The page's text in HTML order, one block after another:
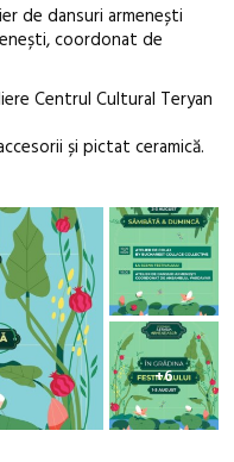
de dansuri armenești
coordonat de
Centrul Cultural Teryan
și pictat ceramică.
+6